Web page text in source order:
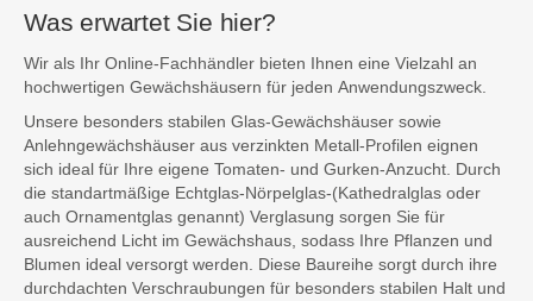
Was erwartet Sie hier?
Wir als Ihr Online-Fachhändler bieten Ihnen eine Vielzahl an
hochwertigen Gewächshäusern für jeden Anwendungszweck.
Unsere besonders stabilen Glas-Gewächshäuser sowie
Anlehngewächshäuser aus verzinkten Metall-Profilen eignen
sich ideal für Ihre eigene Tomaten- und Gurken-Anzucht. Durch
die standartmäßige Echtglas-Nörpelglas-(Kathedralglas oder
auch Ornamentglas genannt) Verglasung sorgen Sie für
ausreichend Licht im Gewächshaus, sodass Ihre Pflanzen und
Blumen ideal versorgt werden. Diese Baureihe sorgt durch ihre
durchdachten Verschraubungen für besonders stabilen Halt und